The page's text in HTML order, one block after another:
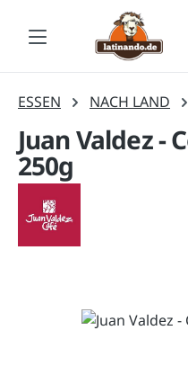
Zum Hauptinhalt springen
ESSEN NACH LAND
Juan Valdez -
250g